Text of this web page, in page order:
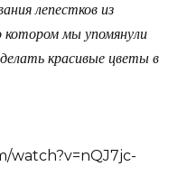
лепестков из
котором мы упомянули
красивые цветы в
watch?v=nQJ7jc-